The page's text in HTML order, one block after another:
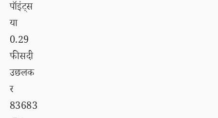
पॉइंट्स
या
0.29
फीसदी
उछलक
र
83683